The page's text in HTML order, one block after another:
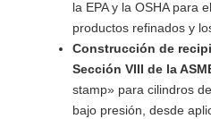
la EPA y la OSHA para
productos refinados y
Construcción de
Sección VIII de la
stamp» para cilindros
bajo presión, desde